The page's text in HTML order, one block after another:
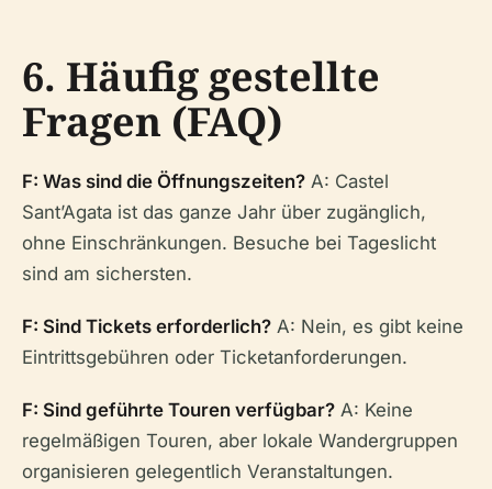
6. Häufig gestellte
Fragen (FAQ)
F: Was sind die Öffnungszeiten? A: Castel
Sant’Agata ist das ganze Jahr über zugänglich,
ohne Einschränkungen. Besuche bei Tageslicht
sind am sichersten.
F: Sind Tickets erforderlich? A: Nein, es gibt keine
Eintrittsgebühren oder Ticketanforderungen.
F: Sind geführte Touren verfügbar? A: Keine
regelmäßigen Touren, aber lokale Wandergruppen
organisieren gelegentlich Veranstaltungen.